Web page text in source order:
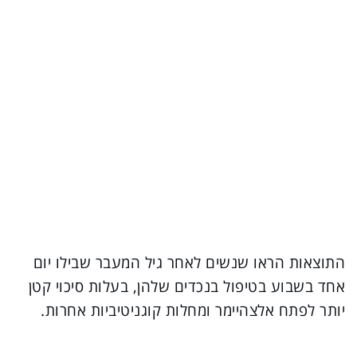
התוצאות הראו שנשים לאחר גיל המעבר שבילו יום
אחד בשבוע בטיפול בנכדים שלהן, בעלות סיכוי קטן
יותר לפתח אלצהיימר ומחלות קוגניטיביות אחרות.